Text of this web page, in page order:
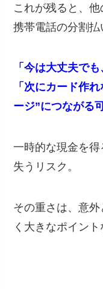
これが残ると、他
携帯電話の分割払
「今は大丈夫で
「次にカード作
ージ”につながる
一時的な現金を
失うリスク。
その重さは、意
く大きなポイント